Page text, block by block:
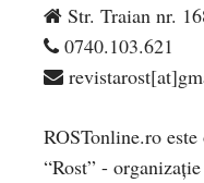
Str. Traian nr.
0740.103.621
ROSTonline.ro
“Rost” -